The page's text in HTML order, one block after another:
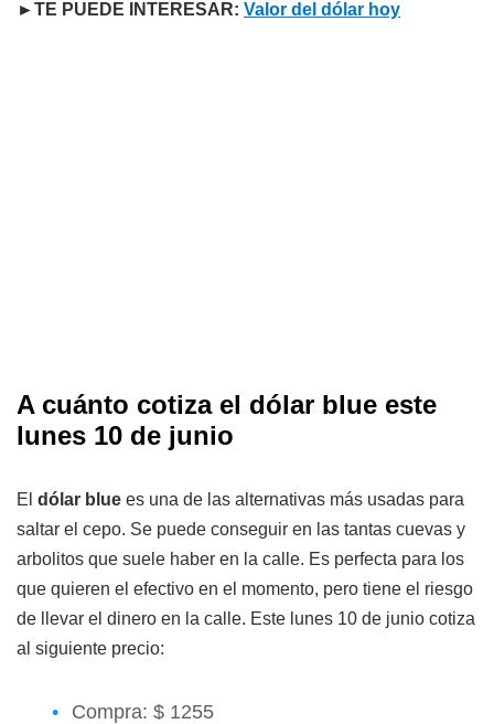
►TE PUEDE INTERESAR: Valor del dólar hoy
A cuánto cotiza el dólar blue este
lunes 10 de junio
El dólar blue es una de las alternativas más usadas para
saltar el cepo. Se puede conseguir en las tantas cuevas y
arbolitos que suele haber en la calle. Es perfecta para los
que quieren el efectivo en el momento, pero tiene el riesgo
de llevar el dinero en la calle. Este lunes 10 de junio cotiza
al siguiente precio:
Compra: $ 1255